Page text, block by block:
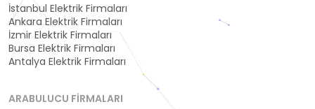
İstanbul Elektrik Firmaları
Ankara Elektrik Firmaları
İzmir Elektrik Firmaları
Bursa Elektrik Firmaları
Antalya Elektrik Firmaları
ARABULUCU FIRMALARI